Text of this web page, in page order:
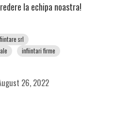
la echipa noastra!
srl
infiintari firme
26, 2022